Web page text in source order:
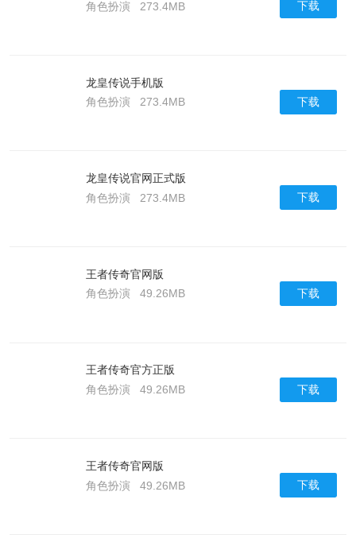
角色扮演 273.4MB 下载
龙皇传说手机版
角色扮演
273.4MB 下载
龙皇传说官网正式版
角色扮演
273.4MB 下载
王者传奇官网版
角色扮演
49.26MB 下载
王者传奇官方正版
角色扮演
49.26MB 下载
王者传奇官网版
角色扮演
49.26MB 下载